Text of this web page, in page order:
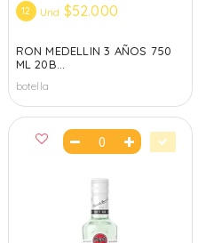
12 Und $52.000
RON MEDELLIN 3 AÑOS 750
ML 20B...
botella